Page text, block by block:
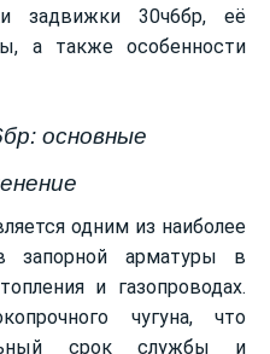
задвижки 30ч6бр, её
а также особенности
основные
одним из наиболее
запорной арматуры в
и газопроводах.
чугуна, что
срок службы и